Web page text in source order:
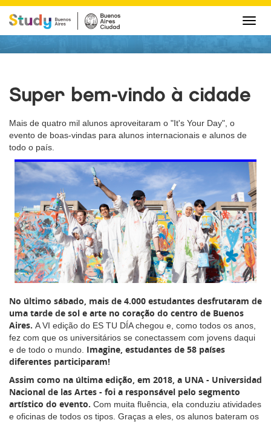
Super bem-vindo à cidade
Mais de quatro mil alunos aproveitaram o "It's Your Day", o
evento de boas-vindas para alunos internacionais e alunos de
todo o país.
No último sábado, mais de 4.000 estudantes desfrutaram de
uma tarde de sol e arte no coração do centro de Buenos
Aires. A VI edição do ES TU DÍA chegou e, como todos os anos,
fez com que os universitários se conectassem com jovens daqui
e de todo o mundo. Imagine, estudantes de 58 países
diferentes participaram!
Assim como na última edição, em 2018, a UNA - Universidad
Nacional de las Artes - foi a responsável pelo segmento
artístico do evento. Com muita fluência, ela conduziu atividades
e oficinas de todos os tipos. Graças a eles, os alunos bateram os